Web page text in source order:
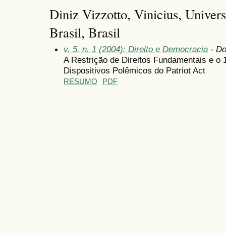
Diniz Vizzotto, Vinicius,
Brasil, Brasil
v. 5, n. 1 (2004): Direito e Democracia -
A Restrição de Direitos Fundamentais e o
Dispositivos Polêmicos do Patriot Act
RESUMO PDF